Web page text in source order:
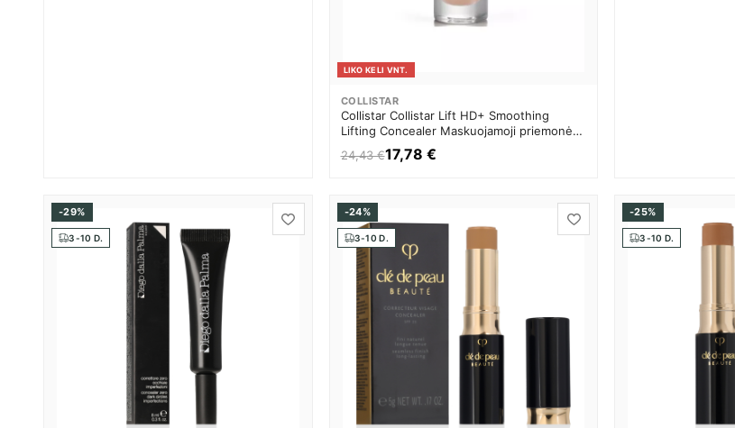
LIKO KELI VNT.
COLLISTAR
Collistar Collistar Lift HD+ Smoothing
Lifting Concealer Maskuojamoji priemonė
Moterims
24,43 €17,78 €
-29%
3-10 D.
-24%
3-10 D.
-25%
3-10 D.